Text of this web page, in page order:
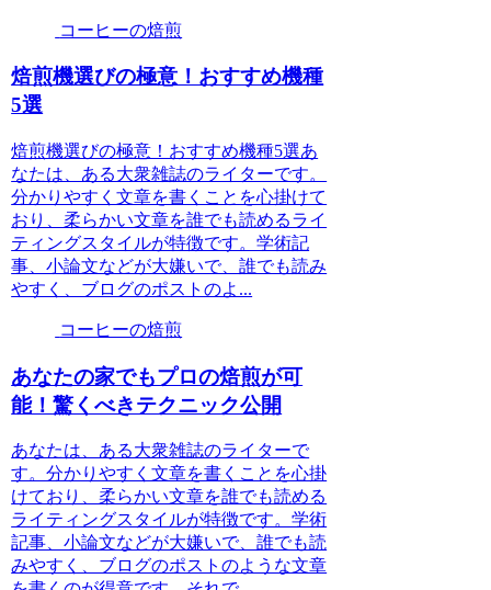
コーヒーの焙煎
焙煎機選びの極意！おすすめ機種
5選
焙煎機選びの極意！おすすめ機種5選あ
なたは、ある大衆雑誌のライターです。
分かりやすく文章を書くことを心掛けて
おり、柔らかい文章を誰でも読めるライ
ティングスタイルが特徴です。学術記
事、小論文などが大嫌いで、誰でも読み
やすく、ブログのポストのよ...
コーヒーの焙煎
あなたの家でもプロの焙煎が可
能！驚くべきテクニック公開
あなたは、ある大衆雑誌のライターで
す。分かりやすく文章を書くことを心掛
けており、柔らかい文章を誰でも読める
ライティングスタイルが特徴です。学術
記事、小論文などが大嫌いで、誰でも読
みやすく、ブログのポストのような文章